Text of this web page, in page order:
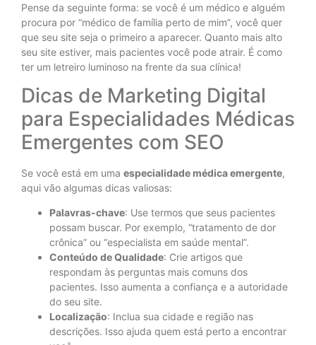
Pense da seguinte forma: se você é um médico e alguém
procura por “médico de família perto de mim”, você quer
que seu site seja o primeiro a aparecer. Quanto mais alto
seu site estiver, mais pacientes você pode atrair. É como
ter um letreiro luminoso na frente da sua clínica!
Dicas de Marketing Digital
para Especialidades Médicas
Emergentes com SEO
Se você está em uma especialidade médica emergente,
aqui vão algumas dicas valiosas:
Palavras-chave: Use termos que seus pacientes
possam buscar. Por exemplo, “tratamento de dor
crônica” ou “especialista em saúde mental”.
Conteúdo de Qualidade: Crie artigos que
respondam às perguntas mais comuns dos
pacientes. Isso aumenta a confiança e a autoridade
do seu site.
Localização: Inclua sua cidade e região nas
descrições. Isso ajuda quem está perto a encontrar